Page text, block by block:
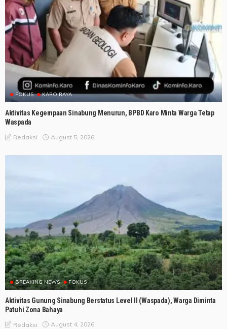
FOKUS KARO RAYA
Aktivitas Kegempaan Sinabung Menurun, BPBD Karo Minta Warga Tetap
Waspada
Redaksi August 5, 2026
BREAKING NEWS FOKUS
Aktivitas Gunung Sinabung Berstatus Level II (Waspada), Warga Diminta
Patuhi Zona Bahaya
Redaksi August 4, 2026